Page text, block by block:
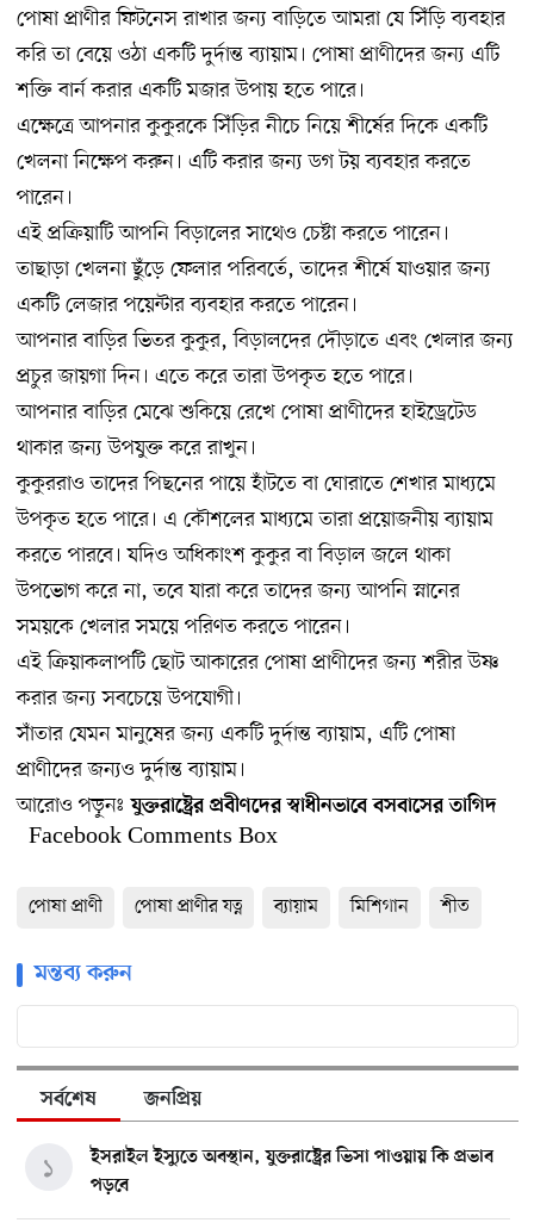
পোষা প্রাণীর ফিটনেস রাখার জন্য বাড়িতে আমরা যে সিঁড়ি ব্যবহার
করি তা বেয়ে ওঠা একটি দুর্দান্ত ব্যায়াম। পোষা প্রাণীদের জন্য এটি
শক্তি বার্ন করার একটি মজার উপায় হতে পারে।
এক্ষেত্রে আপনার কুকুরকে সিঁড়ির নীচে নিয়ে শীর্ষের দিকে একটি
খেলনা নিক্ষেপ করুন। এটি করার জন্য ডগ টয় ব্যবহার করতে
পারেন।
এই প্রক্রিয়াটি আপনি বিড়ালের সাথেও চেষ্টা করতে পারেন।
তাছাড়া খেলনা ছুঁড়ে ফেলার পরিবর্তে, তাদের শীর্ষে যাওয়ার জন্য
একটি লেজার পয়েন্টার ব্যবহার করতে পারেন।
আপনার বাড়ির ভিতর কুকুর, বিড়ালদের দৌড়াতে এবং খেলার জন্য
প্রচুর জায়গা দিন। এতে করে তারা উপকৃত হতে পারে।
আপনার বাড়ির মেঝে শুকিয়ে রেখে পোষা প্রাণীদের হাইড্রেটেড
থাকার জন্য উপযুক্ত করে রাখুন।
কুকুররাও তাদের পিছনের পায়ে হাঁটতে বা ঘোরাতে শেখার মাধ্যমে
উপকৃত হতে পারে। এ কৌশলের মাধ্যমে তারা প্রয়োজনীয় ব্যায়াম
করতে পারবে। যদিও অধিকাংশ কুকুর বা বিড়াল জলে থাকা
উপভোগ করে না, তবে যারা করে তাদের জন্য আপনি স্নানের
সময়কে খেলার সময়ে পরিণত করতে পারেন।
এই ক্রিয়াকলাপটি ছোট আকারের পোষা প্রাণীদের জন্য শরীর উষ্ণ
করার জন্য সবচেয়েউপযোগী।
সাঁতার যেমন মানুষের জন্য একটি দুর্দান্ত ব্যায়াম, এটি পোষা
প্রাণীদের জন্যও দুর্দান্ত ব্যায়াম।
আরোও পড়ুনঃযুক্তরাষ্ট্রের প্রবীণদের স্বাধীনভাবে বসবাসের তাগিদ
Facebook Comments Box
পোষা প্রাণী পোষা প্রাণীর যত্ন ব্যায়াম মিশিগান শীত
মন্তব্য করুন
সর্বশেষ জনপ্রিয়
ইসরাইল ইস্যুতে অবস্থান, যুক্তরাষ্ট্রের ভিসা পাওয়ায় কি প্রভাব
পড়বে
১